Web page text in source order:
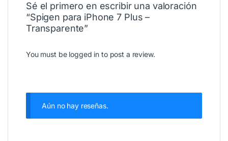
Sé el primero en escribir una valoración
“Spigen para iPhone 7 Plus –
Transparente”
You must be logged in to post a review.
Aún no hay reseñas.